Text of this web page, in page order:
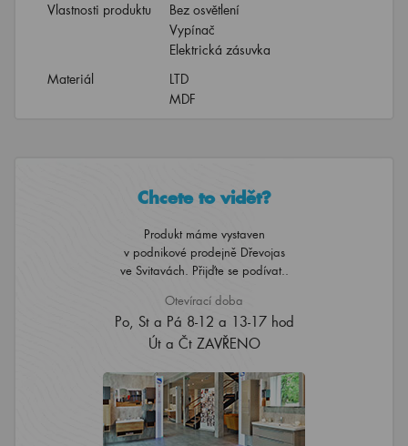
Vlastnosti produktu
Bez osvětlení
Vypínač
Elektrická zásuvka
Materiál
LTD
MDF
Chcete to vidět?
Produkt máme vystaven
v podnikové prodejně Dřevojas
ve Svitavách. Přijďte se podívat..
Otevírací doba
Po, St a Pá 8-12 a 13-17 hod
Út a Čt ZAVŘENO